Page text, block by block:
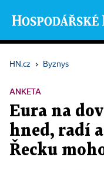
HN.cz › Byznys
ANKETA
Eura na
hned, radí
Řecku